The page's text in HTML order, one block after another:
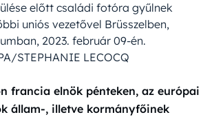
előtt családi fotóra gyűlnek
uniós vezetővel Brüsszelben,
2023. február 09-én.
STEPHANIE LECOCQ
francia elnök pénteken, az európai
állam-, illetve kormányfőinek